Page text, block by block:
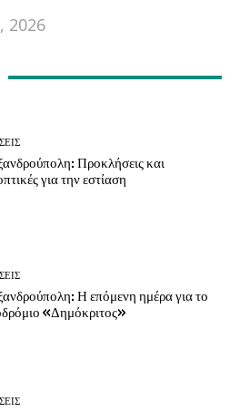
2026
Προκλήσεις και
για την εστίαση
Η επόμενη ημέρα για το
«Δημόκριτος»